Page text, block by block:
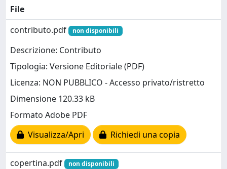
File
contributo.pdf
non disponibili
Descrizione: Contributo
Tipologia: Versione Editoriale (PDF)
Licenza: NON PUBBLICO - Accesso privato/ristretto
Dimensione 120.33 kB
Formato Adobe PDF
Visualizza/Apri
Richiedi una copia
copertina.pdf non disponibili